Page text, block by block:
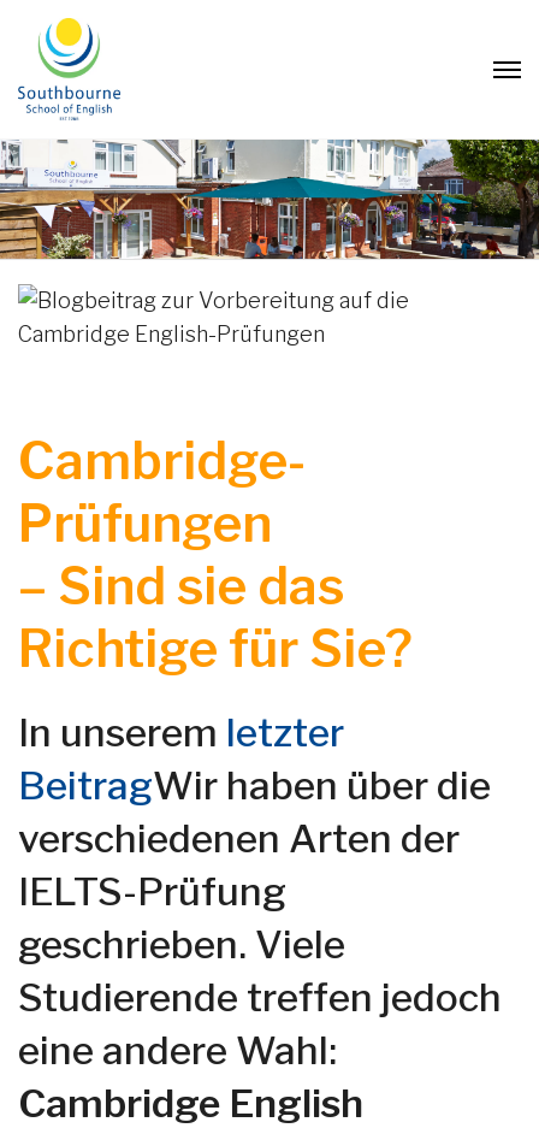
Cambridge-
Prüfungen
– Sind sie das
Richtige für Sie?
In unserem letzter
BeitragWir haben über die
verschiedenen Arten der
IELTS-Prüfung
geschrieben. Viele
Studierende treffen jedoch
eine andere Wahl:
Cambridge English